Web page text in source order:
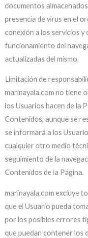
documentos
presencia de virus en el
conexión a los servicios y
funcionamiento del
actualizadas del mismo.
Limitación de
marinayala.com no tiene
los Usuarios hacen de la
Contenidos, aunque se
se informará a los
cualquier otro medio
seguimiento de la
Contenidos de la Página.
marinayala.com excluye
que el Usuario pueda
por los posibles errores
que puedan contener los